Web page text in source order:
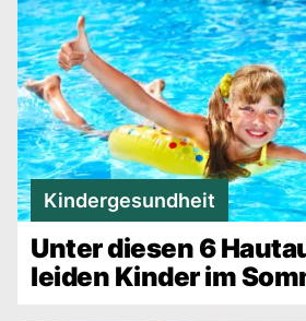
Kindergesundheit
Unter diesen 6
leiden Kinder im